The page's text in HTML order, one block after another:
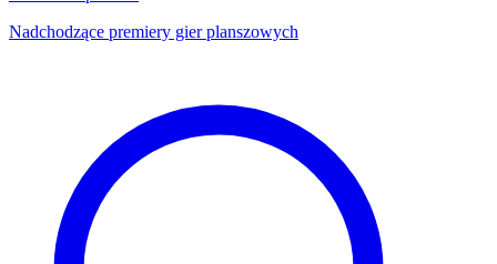
Nadchodzące premiery gier planszowych